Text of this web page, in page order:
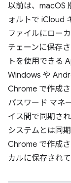
以前は、macOS
ォルトで iCloud
ファイルにロー
チェーンに保存
トを使用できる
Windows や
Chrome で作成
パスワード マネ
イス間で同期さ
システムとは同
Chrome で作成
カルに保存されて